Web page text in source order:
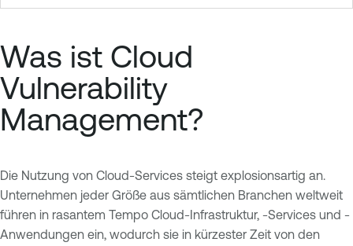
Was ist Cloud
Vulnerability
Management?
Die Nutzung von Cloud-Services steigt explosionsartig an.
Unternehmen jeder Größe aus sämtlichen Branchen weltweit
führen in rasantem Tempo Cloud-Infrastruktur, -Services und -
Anwendungen ein, wodurch sie in kürzester Zeit von den